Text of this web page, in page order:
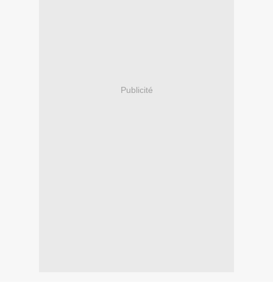
Publicité